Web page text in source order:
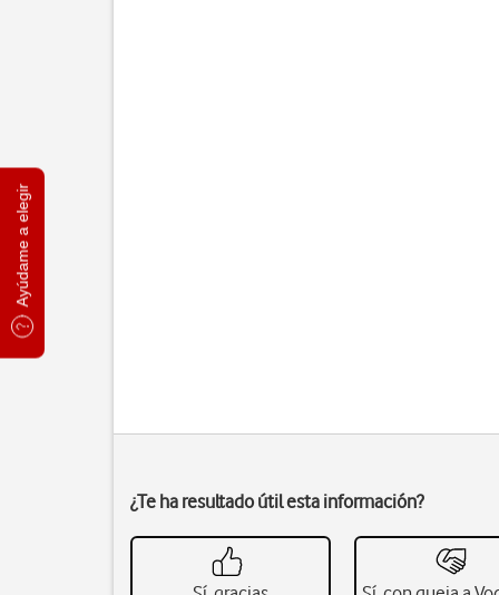
Ayúdame a elegir
¿Te ha resultado útil esta información?